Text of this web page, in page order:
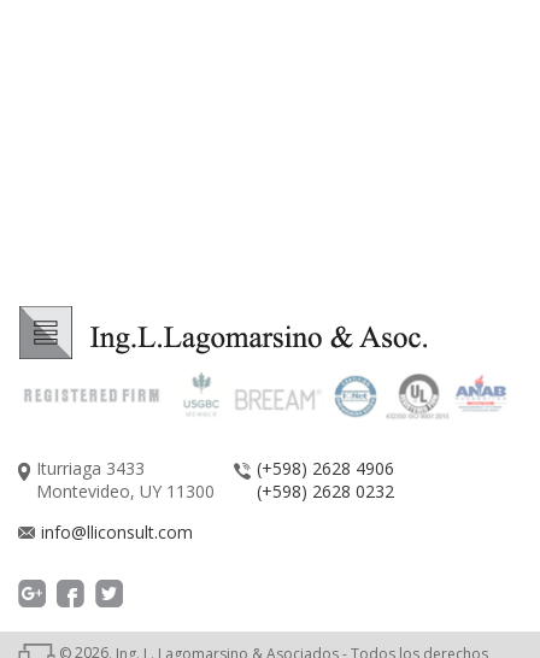
Iturriaga 3433
Montevideo, UY 11300
(+598) 2628 4906
(+598) 2628 0232
info@lliconsult.com
©2026. Ing. L. Lagomarsino & Asociados - Todos los derechos